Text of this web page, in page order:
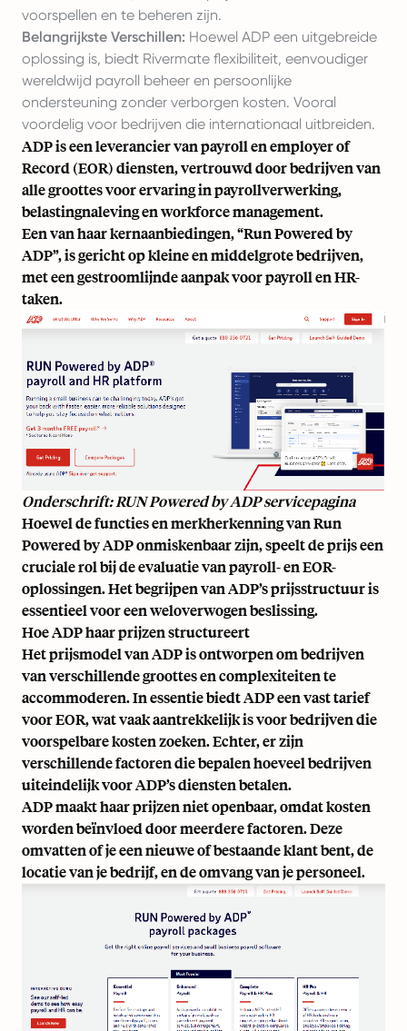
voorspellen en te beheren zijn.
Belangrijkste Verschillen: Hoewel ADP een uitgebreide
oplossing is, biedt Rivermate flexibiliteit, eenvoudiger
wereldwijd payroll beheer en persoonlijke
ondersteuning zonder verborgen kosten. Vooral
voordelig voor bedrijven die internationaal uitbreiden.
ADP is een leverancier van payroll en employer of
Record (EOR) diensten, vertrouwd door bedrijven van
alle groottes voor ervaring in payrollverwerking,
belastingnaleving en workforce management.
Een van haar kernaanbiedingen, “Run Powered by
ADP”, is gericht op kleine en middelgrote bedrijven,
met een gestroomlijnde aanpak voor payroll en HR-
taken.
Onderschrift: RUN Powered by ADP servicepagina
Hoewel de functies en merkherkenning van Run
Powered by ADP onmiskenbaar zijn, speelt de prijs een
cruciale rol bij de evaluatie van payroll- en EOR-
oplossingen. Het begrijpen van ADP’s prijsstructuur is
essentieel voor een weloverwogen beslissing.
Hoe ADP haar prijzen structureert
Het prijsmodel van ADP is ontworpen om bedrijven
van verschillende groottes en complexiteiten te
accommoderen. In essentie biedt ADP een vast tarief
voor EOR, wat vaak aantrekkelijk is voor bedrijven die
voorspelbare kosten zoeken. Echter, er zijn
verschillende factoren die bepalen hoeveel bedrijven
uiteindelijk voor ADP’s diensten betalen.
ADP maakt haar prijzen niet openbaar, omdat kosten
worden beïnvloed door meerdere factoren. Deze
omvatten of je een nieuwe of bestaande klant bent, de
locatie van je bedrijf, en de omvang van je personeel.